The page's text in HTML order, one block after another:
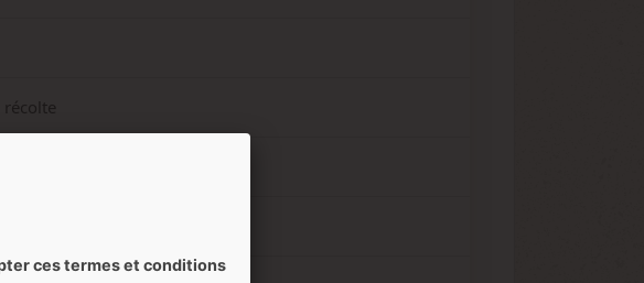
récolte
ces termes et conditions